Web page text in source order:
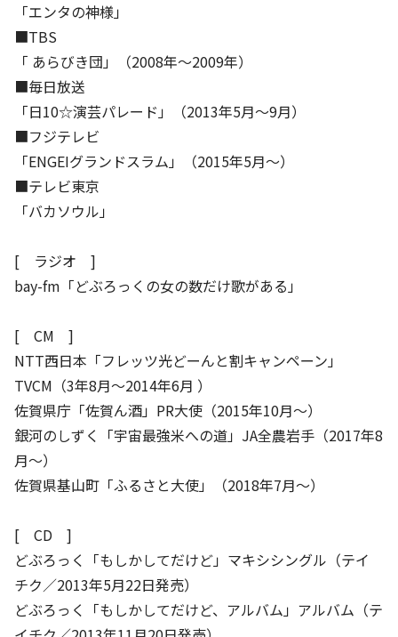
「エンタの神様」
■TBS
「 あらびき団」（2008年～2009年）
■毎日放送
「日10☆演芸パレード」（2013年5月～9月）
■フジテレビ
「ENGEIグランドスラム」（2015年5月～）
■テレビ東京
「バカソウル」
[ ラジオ ]
bay-fm「どぶろっくの女の数だけ歌がある」
[ CM ]
NTT西日本「フレッツ光どーんと割キャンペーン」
TVCM（3年8月～2014年6月 ）
佐賀県庁「佐賀ん酒」PR大使（2015年10月～）
銀河のしずく「宇宙最強米への道」JA全農岩手（2017年8
月～）
佐賀県基山町「ふるさと大使」（2018年7月～）
[ CD ]
どぶろっく「もしかしてだけど」マキシシングル（テイ
チク／2013年5月22日発売）
どぶろっく「もしかしてだけど、アルバム」アルバム（テ